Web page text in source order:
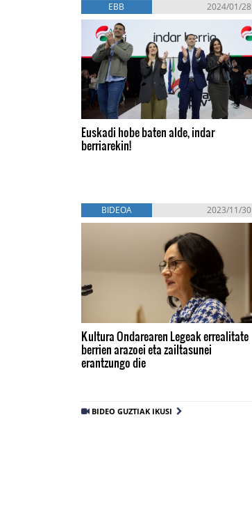
EBB 2024/01/28
Euskadi hobe baten alde, indar
berriarekin!
BIDEOA 2023/11/30
Kultura Ondarearen Legeak errealitate
berrien arazoei eta zailtasunei
erantzungo die
BIDEO GUZTIAK IKUSI